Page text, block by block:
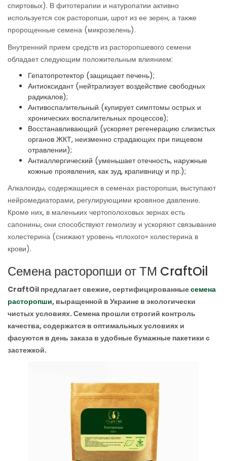
спиртовых). В фитотерапии и натуропатии активно
используется сок расторопши, шрот из ее зерен, а также
пророщенные семена (микрозелень).
Внутренний прием средств из расторопшевого семени
обладает следующим положительным влиянием:
Гепатопротектор (защищает печень);
Антиоксидант (нейтрализует воздействие свободных
радикалов);
Антивоспалительный (купирует симптомы острых и
хронических воспалительных процессов);
Восстанавливающий (ускоряет регенерацию слизистых
органов ЖКТ, неизменно страдающих при пищевом
отравлении);
Антиаллергический (уменьшает отечность, наружные
кожные проявления, как зуд, крапивницу и пр.);
Алкалоиды, содержащиеся в семенах расторопши, выступают
нейромедиаторами, регулирующими кровяное давление.
Кроме них, в маленьких чертополоховых зернах есть
сапонины, они способствуют гемолизу и ускоряют связывание
холестерина (снижают уровень «плохого» холестерина в
крови).
Семена расторопши от ТМ CraftOil
CraftOil предлагает свежие, сертифицированныесемена
расторопши, выращенной в Украине в экологически
чистых условиях. Семена прошли строгий контроль
качества, содержатся в оптимальных условиях и
фасуются в день заказа в удобные бумажные пакетики с
застежкой.